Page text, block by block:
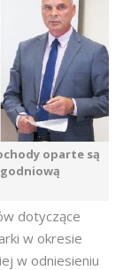
oparte są
dotyczące
w okresie
w odniesieniu